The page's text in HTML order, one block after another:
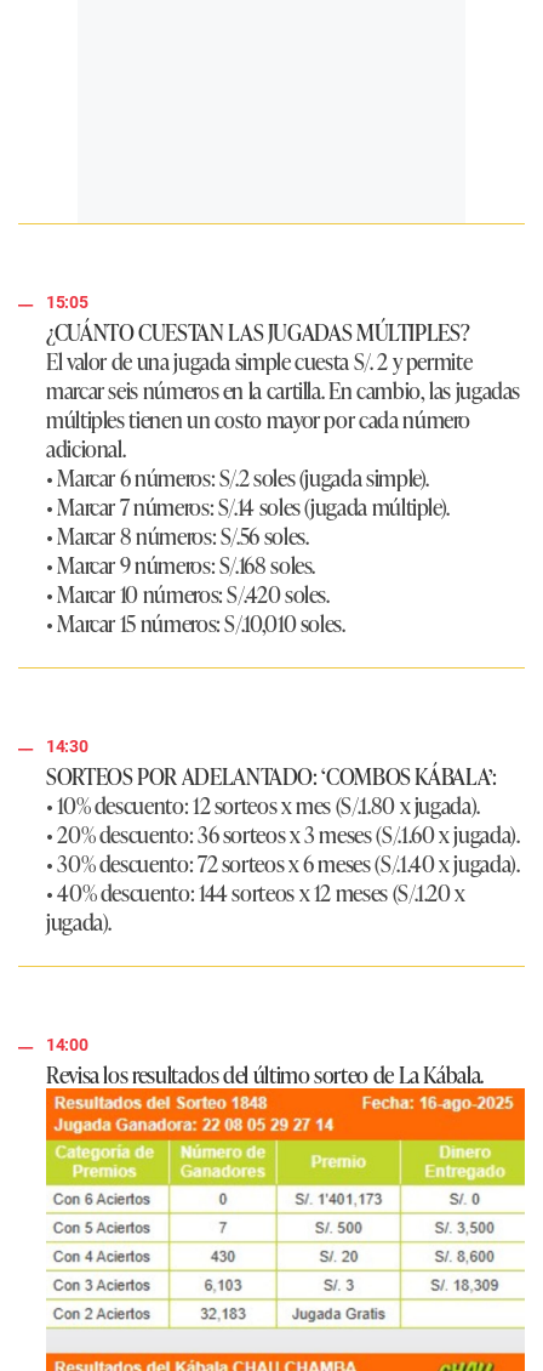
15:05
¿CUÁNTO CUESTAN LAS JUGADAS MÚLTIPLES?
El valor de una jugada simple cuesta S/. 2 y permite
marcar seis números en la cartilla. En cambio, las jugadas
múltiples tienen un costo mayor por cada número
adicional.
• Marcar 6 números: S/.2 soles (jugada simple).
• Marcar 7 números: S/.14 soles (jugada múltiple).
• Marcar 8 números: S/.56 soles.
• Marcar 9 números: S/.168 soles.
• Marcar 10 números: S/.420 soles.
• Marcar 15 números: S/.10,010 soles.
14:30
SORTEOS POR ADELANTADO: ‘COMBOS KÁBALA’:
• 10% descuento: 12 sorteos x mes (S/.1.80 x jugada).
• 20% descuento: 36 sorteos x 3 meses (S/.1.60 x jugada).
• 30% descuento: 72 sorteos x 6 meses (S/.1.40 x jugada).
• 40% descuento: 144 sorteos x 12 meses (S/.1.20 x
jugada).
14:00
Revisa los resultados del último sorteo de La Kábala.